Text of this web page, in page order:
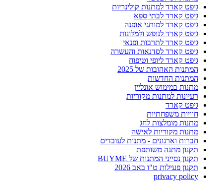
גיפט קארד למתנות קולינריות
גיפט קארד לבתי ספא
גיפט קארד למותגי אופנה
גיפט קארד לנופש ולמלונות
גיפט קארד לתרבות ופנאי
גיפט קארד לסדנאות והעשרה
גיפט קארד ליופי וטיפוח
המתנות האהובות של 2025
המתנות החדשות
מתנות במימוש אונליין
רעיונות למתנות מקוריות
גיפט קארד
חוויות משפחתיות
מתנות מומלצות לחג
מתנות מקוריות לאישה
חברות וארגונים - מתנות לעובדים
תקנון מתנה משותפת
תקנון נסייני המתנות של BUYME
תקנון פעילות ט"ו באב 2026
privacy policy